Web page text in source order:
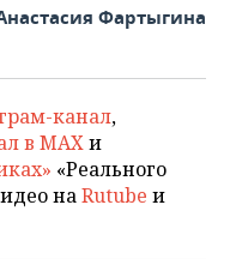
Фартыгина
канал,
в MAXи
«Реального
наRutube и